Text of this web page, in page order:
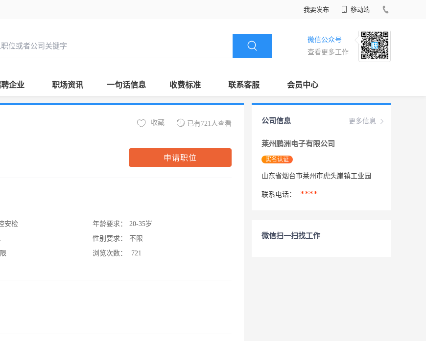
我要发布 移动端
微信公众号
查看更多工作
企业 职场资讯 一句话信息 收费标准 联系客服 会员中心
已有721人查看
收藏
申请职位
安检
年龄要求：
20-35岁
性别要求：
不限
浏览次数：
721
更多信息
公司信息
莱州鹏洲电子有限公司
实名认证
山东省烟台市莱州市虎头崖镇工业园
联系电话： ****
微信扫一扫找工作